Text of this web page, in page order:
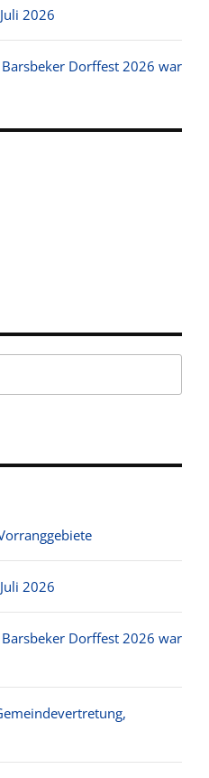
2026
Dorffest 2026 war
2026
Dorffest 2026 war